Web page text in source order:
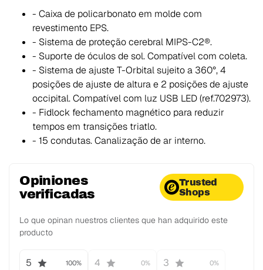
- Caixa de policarbonato em molde com
revestimento EPS.
- Sistema de proteção cerebral MIPS-C2®.
- Suporte de óculos de sol. Compatível com coleta.
- Sistema de ajuste T-Orbital sujeito a 360°, 4
posições de ajuste de altura e 2 posições de ajuste
occipital. Compatível com luz USB LED (ref.702973).
- Fidlock fechamento magnético para reduzir
tempos em transições triatlo.
- 15 condutas. Canalização de ar interno.
Opiniones
verificadas
Trusted
Shops
Lo que opinan nuestros clientes que han adquirido este
producto
5 100% 4 0% 3 0%